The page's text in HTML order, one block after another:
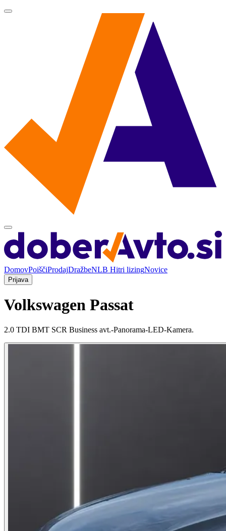
DomovPoiščiProdajDražbeNLB Hitri lizingNovice
Prijava
Volkswagen Passat
2.0 TDI BMT SCR Business avt.-Panorama-LED-Kamera.